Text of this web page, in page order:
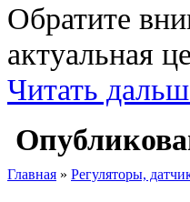
Обратите
актуальная
Читать
Главная » Регуляторы,